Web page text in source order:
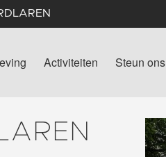
Activiteiten Steun ons